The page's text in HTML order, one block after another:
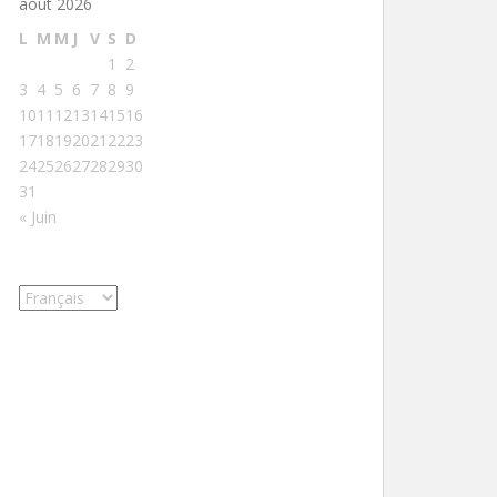
L M M J V S D
1
2
3 4 5 6 7 8 9
1011 1213141516
1718192021 2223
24252627282930
31
« Juin
Choisir